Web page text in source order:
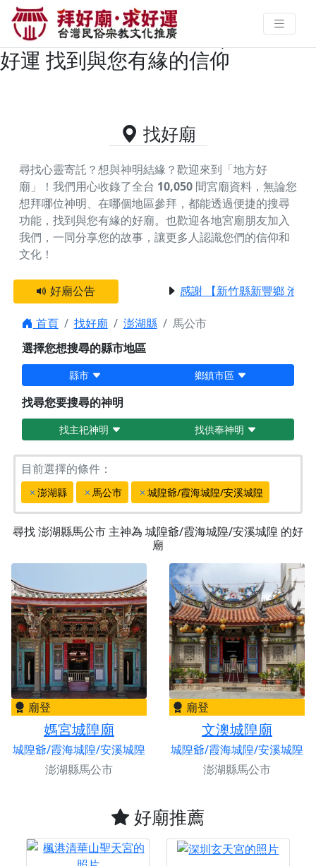
澎湖縣馬公市主神為城隍爺/霞海城
隍/安溪城隍的好廟資料｜拜好廟求
好運 找到與您有緣的信仰
找好廟
尋找心靈寄託？想與神明結緣？歡迎來到「地方好
廟」！我們用心收錄了全台 10,050 間宮廟資料，無論您
想拜哪位神明、在哪個地區參拜，都能透過便捷的搜尋
功能，找到與您有緣的好廟。 也歡迎各地宮廟朋友加入
我們，一同分享您的故事，讓更多人認識您們的信仰和
文化！
好廟公告 感謝 【新竹縣新豐鄉 池和
首頁 找好廟 澎湖縣
馬公市
選擇您想搜尋的縣市地區
縣市 鄉鎮市區
找尋您要搜尋的神明
找主祀神明 找供奉神明
目前選擇的條件：
澎湖縣 馬公市 城隍爺/霞海城隍/安溪城隍
尋找澎湖縣馬公市 主神為 城隍爺/霞海城隍/安溪城隍 的好
廟
廟登
媽宮城隍廟
城隍爺/霞海城隍/安溪城隍
澎湖縣馬公市
廟登
文澳城隍廟
城隍爺/霞海城隍/安溪城隍
澎湖縣馬公市
好廟推薦